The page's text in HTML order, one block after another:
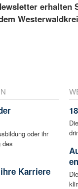
erhalten
oder ihr
des
Karriere